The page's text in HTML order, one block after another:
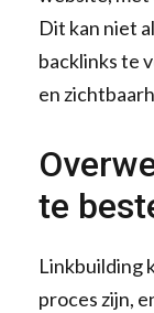
Dit kan niet
backlinks te
en
te
Linkbuilding
proces zijn,